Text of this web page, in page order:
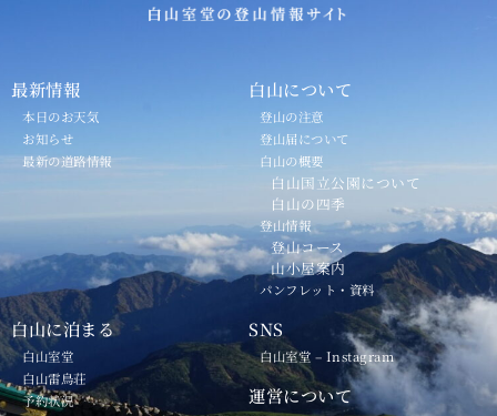
最新情報
本日のお天気
お知らせ
最新の道路情報
白山について
登山の注意
登山届について
白山の概要
白山国立公園について
白山の四季
登山情報
登山コース
山小屋案内
パンフレット・資料
白山に泊まる
白山室堂
白山雷鳥荘
予約状況
SNS
白山室堂 – Instagram
運営について